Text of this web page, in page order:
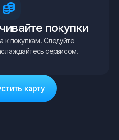
покупки
к покупкам. Следуйте
сервисом.
карту